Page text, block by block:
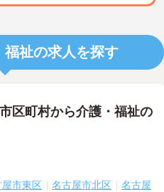
祉の求人を探す
区町村から介護・福祉の
屋市東区 名古屋市北区
名古屋